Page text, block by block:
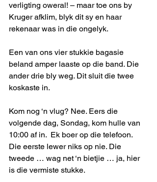
verligting oweral! – maar toe ons by
Kruger afklim, blyk dit sy en haar
rekenaar was in die ongelyk.
Een van ons vier stukkie bagasie
beland amper laaste op die band. Die
ander drie bly weg. Dit sluit die twee
koskaste in.
Kom nog ‘n vlug? Nee. Eers die
volgende dag, Sondag, kom hulle van
10:00 af in.  Ek boer op die telefoon.
Die eerste lewer niks op nie. Die
tweede … wag net ‘n bietjie … ja, hier
is die vermiste stukke.